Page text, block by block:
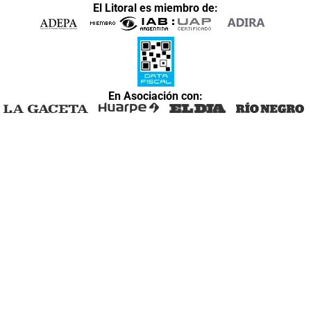
El Litoral es miembro de:
En Asociación con: